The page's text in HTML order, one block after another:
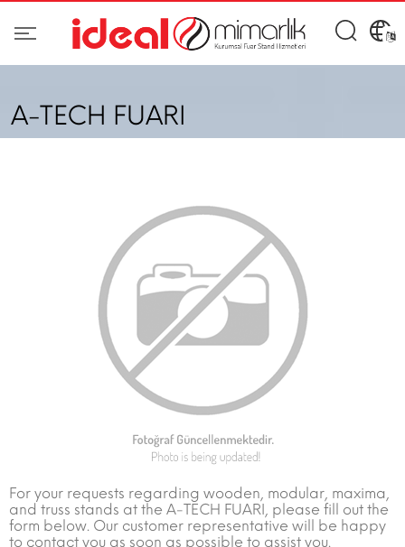
A-TECH FUARI
For your requests regarding wooden, modular, maxima,
and truss stands at the A-TECH FUARI, please fill out the
form below. Our customer representative will be happy
to contact you as soon as possible to assist you.